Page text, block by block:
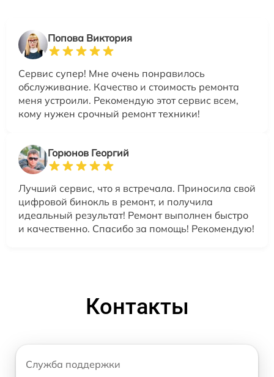
Попова Виктория
Сервис супер! Мне очень понравилось
обслуживание. Качество и стоимость ремонта
меня устроили. Рекомендую этот сервис всем,
кому нужен срочный ремонт техники!
Горюнов Георгий
Лучший сервис, что я встречала. Приносила свой
цифровой бинокль в ремонт, и получила
идеальный результат! Ремонт выполнен быстро
и качественно. Спасибо за помощь! Рекомендую!
Контакты
Служба поддержки